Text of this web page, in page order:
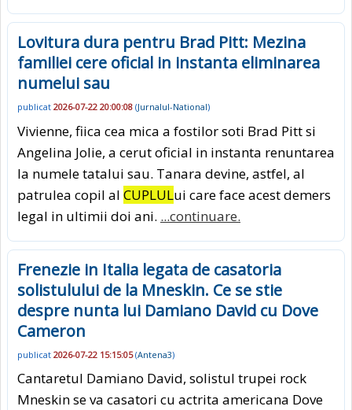
Lovitura dura pentru Brad Pitt: Mezina
familiei cere oficial in instanta eliminarea
numelui sau
publicat 2026-07-22 20:00:08 (Jurnalul-National)
Vivienne, fiica cea mica a fostilor soti Brad Pitt si
Angelina Jolie, a cerut oficial in instanta renuntarea
la numele tatalui sau. Tanara devine, astfel, al
patrulea copil al CUPLULui care face acest demers
legal in ultimii doi ani. ...continuare.
Frenezie in Italia legata de casatoria
solistulului de la Mneskin. Ce se stie
despre nunta lui Damiano David cu Dove
Cameron
publicat 2026-07-22 15:15:05(Antena3)
Cantaretul Damiano David, solistul trupei rock
Mneskin se va casatori cu actrita americana Dove